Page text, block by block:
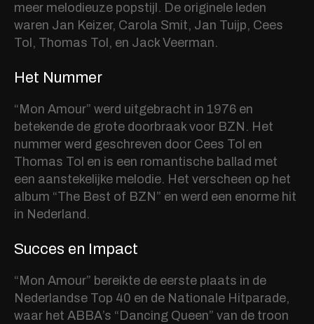
meer melodieuze popstijl. De originele leden
waren Jan Keizer, Carola Smit, Jan Tuijp, Cees
Tol, Thomas Tol, en Jack Veerman.
Het Nummer
“Mon Amour” werd uitgebracht in 1976 en
betekende de grote doorbraak voor BZN. Het
nummer werd geschreven door Cees Tol en
Thomas Tol en is een romantische ballad met
een aanstekelijke melodie. Het verscheen op het
album “The Best of BZN” en werd een enorme hit
in Nederland.
Succes en Impact
“Mon Amour” bereikte de eerste plaats in de
Nederlandse Top 40 en de Nationale Hitparade,
waar het ABBA’s “Dancing Queen” van de troon